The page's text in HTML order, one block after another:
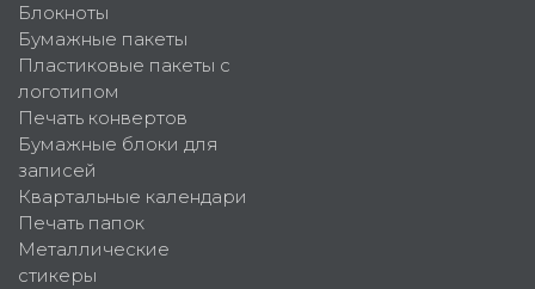
Блокноты
Бумажные пакеты
Пластиковые пакеты с
логотипом
Печать конвертов
Бумажные блоки для
записей
Квартальные календари
Печать папок
Металлические
стикеры